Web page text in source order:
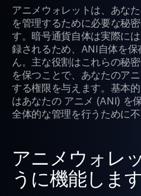
アニメウォレットは、あな
を管理するために必要な秘
す。暗号通貨自体は実際に
録されるため、ANI自体を
ん。主な役割はこれらの秘
を保つことで、あなたのア
する権限を与えます。基本
はあなたの アニメ (ANI) を
全体的な管理を行うために不
アニメウォレ
うに機能しま